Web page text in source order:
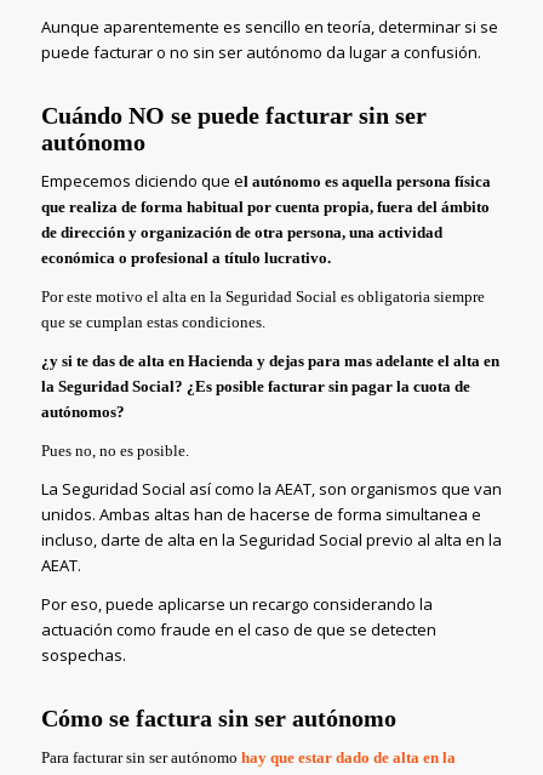
Aunque aparentemente es sencillo en teoría, determinar si se
puede facturar o no sin ser autónomo da lugar a confusión.
Cuándo NO se puede facturar sin ser
autónomo
Empecemos diciendo que el autónomo es aquella persona física
que realiza de forma habitual por cuenta propia, fuera del ámbito
de dirección y organización de otra persona, una actividad
económica o profesional a título lucrativo.
Por este motivo el alta en la Seguridad Social es obligatoria siempre
que se cumplan estas condiciones.
¿y si te das de alta en Hacienda y dejas para mas adelante el alta en
la Seguridad Social? ¿Es posible facturar sin pagar la cuota de
autónomos?
Pues no, no es posible.
La Seguridad Social así como la AEAT, son organismos que van
unidos. Ambas altas han de hacerse de forma simultanea e
incluso, darte de alta en la Seguridad Social previo al alta en la
AEAT.
Por eso, puede aplicarse un recargo considerando la
actuación como fraude en el caso de que se detecten
sospechas.
Cómo se factura sin ser autónomo
Para facturar sin ser autónomo hay que estar dado de alta en la